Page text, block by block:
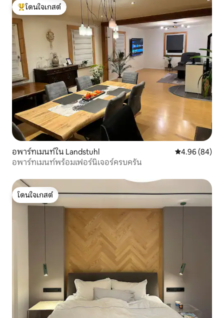
โดนใจเกสต์ที่สุด
โดนใจเกสต์
อพาร์ทเมนท์ใน Landstuhl คะแนนเฉลี่ย
4.96 (84)
อพาร์ทเมนท์พร้อมเฟอร์นิเจอร์ครบครัน
โดนใจเกสต์
โดนใจเกสต์